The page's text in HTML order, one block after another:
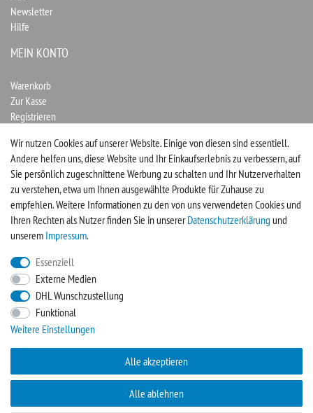
Newsletter
Hilfe
MEIN KONTO
Warenkorb
Zur Kasse
Registrieren
Vertrag widerrufen
UNTERNEHMEN
Kontakt
Impressum
FACEBOOK
Werden Sie Fan und sichern sich so immer neue Angebote
Wir nutzen Cookies auf unserer Website. Einige von diesen sind essentiell.
Andere helfen uns, diese Website und Ihr Einkaufserlebnis zu verbessern, auf
Sie persönlich zugeschnittene Werbung zu schalten und Ihr Nutzerverhalten
zu verstehen, etwa um Ihnen ausgewählte Produkte für Zuhause zu
empfehlen. Weitere Informationen zu den von uns verwendeten Cookies und
Ihren Rechten als Nutzer finden Sie in unsererDaten­schutz­erklärung und
unserem Impressum.
Essenziell
Externe Medien
DHL Wunschzustellung
Funktional
Weitere Einstellungen
Alle akzeptieren
Alle ablehnen